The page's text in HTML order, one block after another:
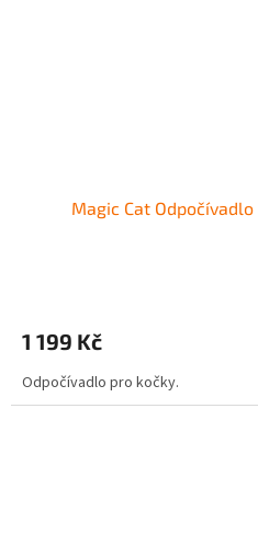
Magic Cat
1 199 Kč
Odpočívadlo pro kočky.